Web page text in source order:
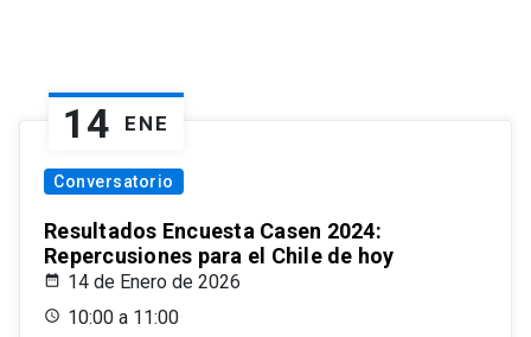
14 ENE
Conversatorio
Resultados Encuesta Casen 2024:
Repercusiones para el Chile de hoy
14 de Enero de 2026
10:00 a 11:00